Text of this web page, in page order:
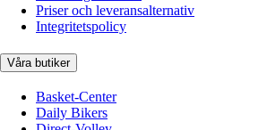
Priser och leveransalternativ
Integritetspolicy
Våra butiker
Basket-Center
Daily Bikers